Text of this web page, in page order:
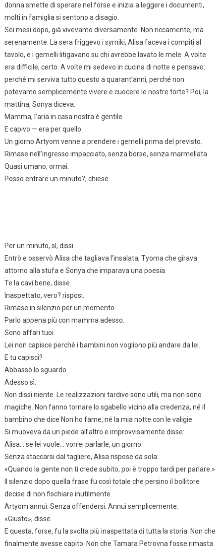
donna smette di sperare nel forse e inizia a leggere i documenti,
molti in famiglia si sentono a disagio.
Sei mesi dopo, già vivevamo diversamente. Non riccamente, ma
serenamente. La sera friggevo i syrniki, Alisa faceva i compiti al
tavolo, e i gemelli litigavano su chi avrebbe lavato le mele. A volte
era difficile, certo. A volte mi sedevo in cucina di notte e pensavo:
perché mi serviva tutto questo a quarant’anni, perché non
potevamo semplicemente vivere e cuocere le nostre torte? Poi, la
mattina, Sonya diceva:
Mamma, l’aria in casa nostra è gentile.
E capivo — era per quello.
Un giorno Artyom venne a prendere i gemelli prima del previsto.
Rimase nell’ingresso impacciato, senza borse, senza marmellata.
Quasi umano, ormai.
Posso entrare un minuto?, chiese.
Per un minuto, sì, dissi.
Entrò e osservò Alisa che tagliava l’insalata, Tyoma che girava
attorno alla stufa e Sonya che imparava una poesia.
Te la cavi bene, disse.
Inaspettato, vero? risposi.
Rimase in silenzio per un momento.
Parlo appena più con mamma adesso.
Sono affari tuoi.
Lei non capisce perché i bambini non vogliono più andare da lei.
E tu capisci?
Abbassò lo sguardo.
Adesso sì.
Non dissi niente. Le realizzazioni tardive sono utili, ma non sono
magiche. Non fanno tornare lo sgabello vicino alla credenza, né il
bambino che dice Non ho fame, né la mia notte con le valigie.
Si muoveva da un piede all’altro e improvvisamente disse:
Alisa… se lei vuole… vorrei parlarle, un giorno.
Senza staccarsi dal tagliere, Alisa rispose da sola:
«Quando la gente non ti crede subito, poi è troppo tardi per parlare.»
Il silenzio dopo quella frase fu così totale che persino il bollitore
decise di non fischiare inutilmente.
Artyom annuì. Senza offendersi. Annuì semplicemente.
«Giusto», disse.
E questa, forse, fu la svolta più inaspettata di tutta la storia. Non che
finalmente avesse capito. Non che Tamara Petrovna fosse rimasta